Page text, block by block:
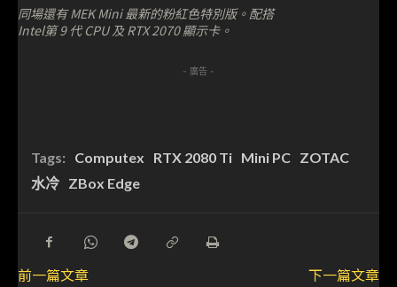
同場還有 MEK Mini 最新的粉紅色特別版。配搭
Intel第 9 代 CPU 及 RTX 2070 顯示卡。
- 廣告 -
Tags: Computex RTX 2080 Ti Mini PC ZOTAC
水冷 ZBox Edge
前一篇文章
下一篇文章